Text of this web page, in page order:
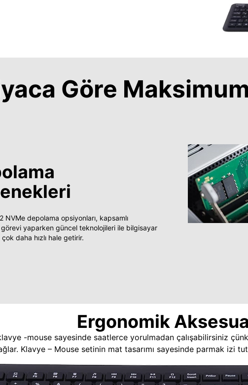
Göre
NVMe depolama opsiyonları, kapsamlı
yaparken güncel teknolojileri ile bilgisayar
çok daha hızlı hale getirir.
Ergonomik
-mouse sayesinde saatlerce yorulmadan çalışabilirsiniz
Klavye – Mouse setinin mat tasarımı sayesinde parmak izi